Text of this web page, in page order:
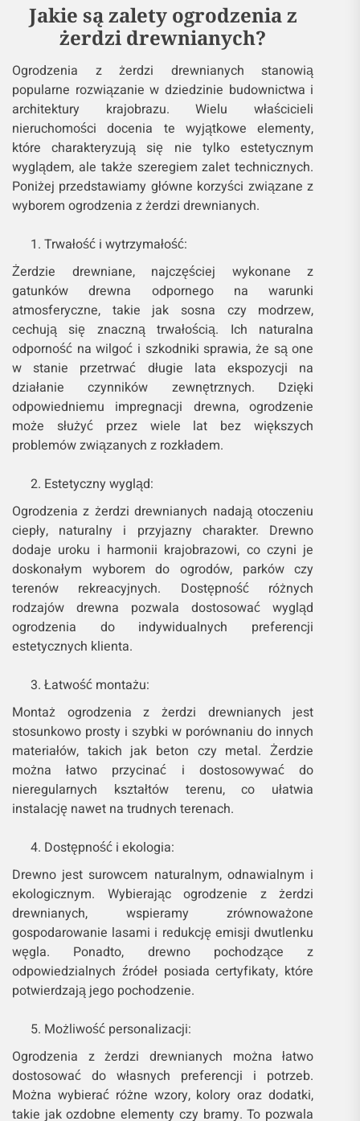
Jakie są zalety ogrodzenia z
żerdzi drewnianych?
Ogrodzenia z żerdzi drewnianych stanowią
popularne rozwiązanie w dziedzinie budownictwa i
architektury krajobrazu. Wielu właścicieli
nieruchomości docenia te wyjątkowe elementy,
które charakteryzują się nie tylko estetycznym
wyglądem, ale także szeregiem zalet technicznych.
Poniżej przedstawiamy główne korzyści związane z
wyborem ogrodzenia z żerdzi drewnianych.
Trwałość i wytrzymałość:
Żerdzie drewniane, najczęściej wykonane z
gatunków drewna odpornego na warunki
atmosferyczne, takie jak sosna czy modrzew,
cechują się znaczną trwałością. Ich naturalna
odporność na wilgoć i szkodniki sprawia, że są one
w stanie przetrwać długie lata ekspozycji na
działanie czynników zewnętrznych. Dzięki
odpowiedniemu impregnacji drewna, ogrodzenie
może służyć przez wiele lat bez większych
problemów związanych z rozkładem.
Estetyczny wygląd:
Ogrodzenia z żerdzi drewnianych nadają otoczeniu
ciepły, naturalny i przyjazny charakter. Drewno
dodaje uroku i harmonii krajobrazowi, co czyni je
doskonałym wyborem do ogrodów, parków czy
terenów rekreacyjnych. Dostępność różnych
rodzajów drewna pozwala dostosować wygląd
ogrodzenia do indywidualnych preferencji
estetycznych klienta.
Łatwość montażu:
Montaż ogrodzenia z żerdzi drewnianych jest
stosunkowo prosty i szybki w porównaniu do innych
materiałów, takich jak beton czy metal. Żerdzie
można łatwo przycinać i dostosowywać do
nieregularnych kształtów terenu, co ułatwia
instalację nawet na trudnych terenach.
Dostępność i ekologia:
Drewno jest surowcem naturalnym, odnawialnym i
ekologicznym. Wybierając ogrodzenie z żerdzi
drewnianych, wspieramy zrównoważone
gospodarowanie lasami i redukcję emisji dwutlenku
węgla. Ponadto, drewno pochodzące z
odpowiedzialnych źródeł posiada certyfikaty, które
potwierdzają jego pochodzenie.
Możliwość personalizacji:
Ogrodzenia z żerdzi drewnianych można łatwo
dostosować do własnych preferencji i potrzeb.
Można wybierać różne wzory, kolory oraz dodatki,
takie jak ozdobne elementy czy bramy. To pozwala